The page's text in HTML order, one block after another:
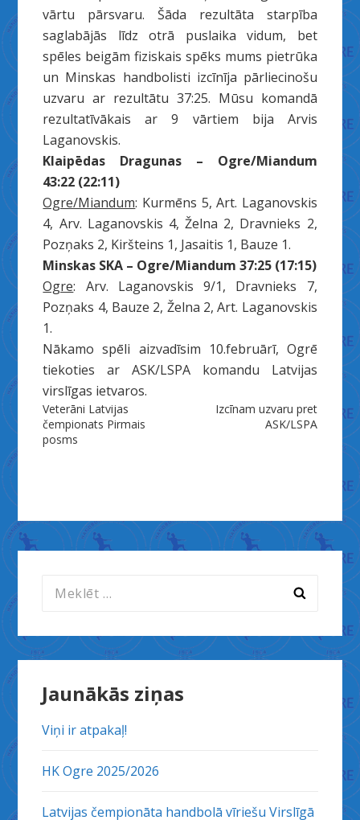
vārtu pārsvaru. Šāda rezultāta starpība
saglabājās līdz otrā puslaika vidum, bet
spēles beigām fiziskais spēks mums pietrūka
un Minskas handbolisti izcīnīja pārliecinošu
uzvaru ar rezultātu 37:25. Mūsu komandā
rezultatīvākais ar 9 vārtiem bija Arvis
Laganovskis.
Klaipēdas Dragunas – Ogre/Miandum
43:22 (22:11)
Ogre/Miandum: Kurmēns 5, Art. Laganovskis
4, Arv. Laganovskis 4, Želna 2, Dravnieks 2,
Pozņaks 2, Kiršteins 1, Jasaitis 1, Bauze 1.
Minskas SKA – Ogre/Miandum 37:25 (17:15)
Ogre: Arv. Laganovskis 9/1, Dravnieks 7,
Pozņaks 4, Bauze 2, Želna 2, Art. Laganovskis
1.
Nākamo spēli aizvadīsim 10.februārī, Ogrē
tiekoties ar ASK/LSPA komandu Latvijas
virslīgas ietvaros.
Ziņu
izvēlne
Veterāni Latvijas
čempionats Pirmais
posms
Izcīnam uzvaru pret
ASK/LSPA
Meklēt:
Jaunākās ziņas
Viņi ir atpakaļ!
HK Ogre 2025/2026
Latvijas čempionāta handbolā vīriešu Virslīgā